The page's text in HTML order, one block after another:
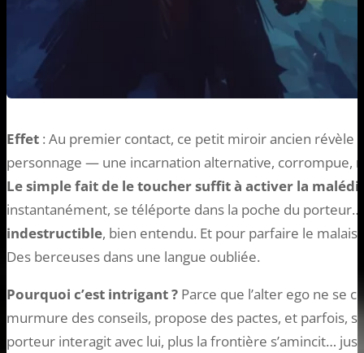
Effet : Au premier contact, ce petit miroir ancien révèle
personnage — une incarnation alternative, corrompue,
Le simple fait de le toucher suffit à activer la
instantanément, se téléporte dans la poche du
indestructible, bien entendu. Et pour parfaire le
Des berceuses dans une langue oubliée.
Pourquoi c’est intrigant ? Parce que l’alter ego ne se
murmure des conseils, propose des pactes, et parfois,
porteur interagit avec lui, plus la frontière s’amincit…